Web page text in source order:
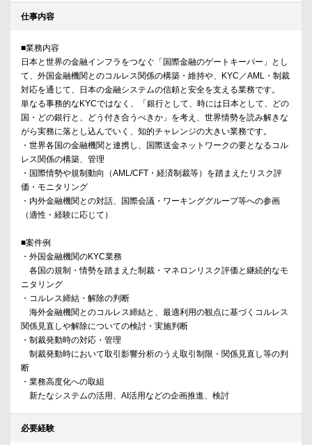
仕事内容
■業務内容
日本と世界の金融インフラをつなぐ「国際金融のゲートキーパー」とし
て、外国金融機関とのコルレス関係の構築・維持や、KYC／AML・制裁
対応を通じて、日本の金融システムの信頼と安全を支える業務です。
単なる事務的なKYCではなく、「銀行として、時には日本として、どの
国・どの銀行と、どう付き合うべきか」を考え、世界情勢を読み解きな
がら実務に落とし込んでいく、知的チャレンジの大きい業務です。
・世界各国の金融機関と連携し、国際送金ネットワークの要となるコル
レス関係の構築、管理
・国際情勢や規制動向（AML/CFT・経済制裁等）を踏まえたリスク評
価・モニタリング
・内外金融機関との対話、国際会議・ワーキンググループ等への参画
（適性・経験に応じて）
■案件例
・外国金融機関のKYC業務
各国の規制・情勢を踏まえた制裁・マネロンリスク評価と継続的なモ
ニタリング
・コルレス締結・解除の判断
海外金融機関とのコルレス締結と、最適利用の観点に基づくコルレス
関係見直しや解除についての検討・実施判断
・制裁発動時の対応・管理
制裁発動時において取引影響分析のうえ取引制限・関係見直し等の判
断
・業務高度化への取組
新たなシステムの活用、AI活用などの企画推進、検討
必要経験